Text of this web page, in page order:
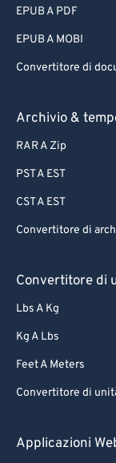
EPUB A PDF
EPUB A MOBI
Convertitore di
Archivio &
RAR A Zip
PST A EST
CST A EST
Convertitore di
Convertitore di
Lbs A Kg
Kg A Lbs
Feet A Meters
Convertitore di
Applicazioni